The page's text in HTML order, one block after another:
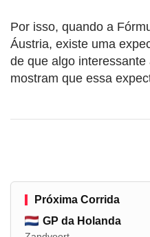
Por isso, quando a
Áustria, existe uma
de que algo
mostram que essa
Próxima Corrida
GP da Holanda